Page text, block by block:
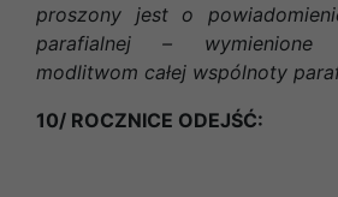
proszony jest o
parafialnej – wymienione
modlitwom całej wspólnoty
10/ ROCZNICE ODEJŚĆ: